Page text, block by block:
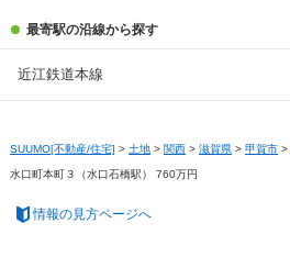
最寄駅の沿線から探す
近江鉄道本線
SUUMO[不動産/住宅] > 土地 > 関西 > 滋賀県 > 甲賀市 >
水口町本町３（水口石橋駅） 760万円
情報の見方ページへ